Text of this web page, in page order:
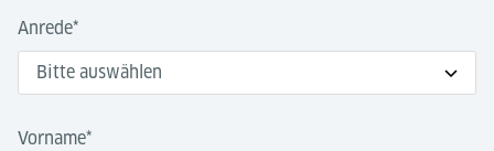
Anrede*
Vorname*